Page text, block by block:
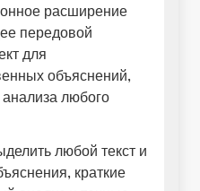
расширение
передовой
для
объяснений,
анализа любого
любой текст и
краткие